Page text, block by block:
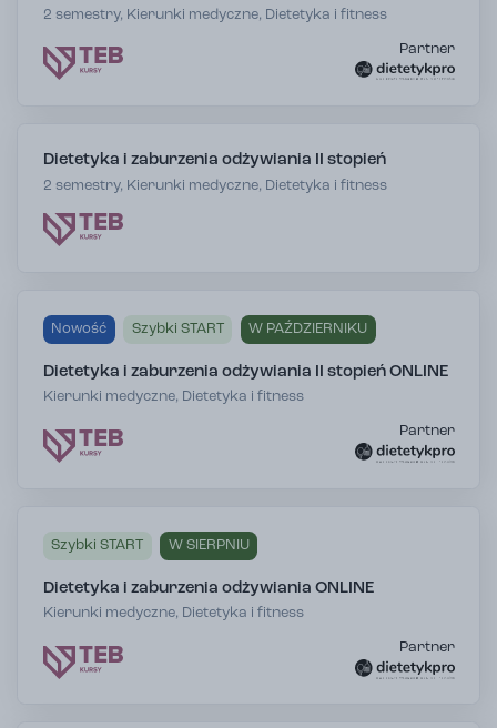
2 semestry, Kierunki medyczne, Dietetyka i fitness
Partner
Dietetyka i zaburzenia odżywiania II stopień
2 semestry, Kierunki medyczne, Dietetyka i fitness
Nowość Szybki START W PAŹDZIERNIKU
Dietetyka i zaburzenia odżywiania II stopień ONLINE
Kierunki medyczne, Dietetyka i fitness
Partner
Szybki START W SIERPNIU
Dietetyka i zaburzenia odżywiania ONLINE
Kierunki medyczne, Dietetyka i fitness
Partner